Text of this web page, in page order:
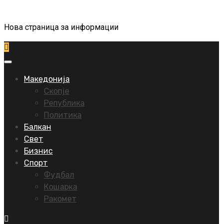
Нова страница за информации
Primary
Македонија
Скопје
Република
Политика
Балкан
Свет
Бизнис
Спорт
Фудбал
Кошарка
Ракомет